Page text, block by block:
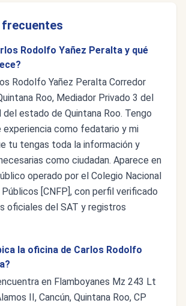
Rodolfo Yañez Peralta y qué
Rodolfo Yañez Peralta Corredor
Roo, Mediador Privado 3 del
estado de Quintana Roo. Tengo
experiencia como fedatario y mi
tu tengas toda la información y
como ciudadan. Aparece en
operado por el Colegio Nacional
[CNFP], con perfil verificado
oficiales del SAT y registros
la oficina de Carlos Rodolfo
en Flamboyanes Mz 243 Lt
II, Cancún, Quintana Roo, CP